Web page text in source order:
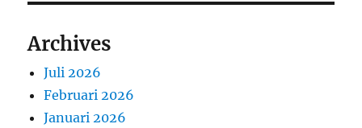
Archives
Juli 2026
Februari 2026
Januari 2026